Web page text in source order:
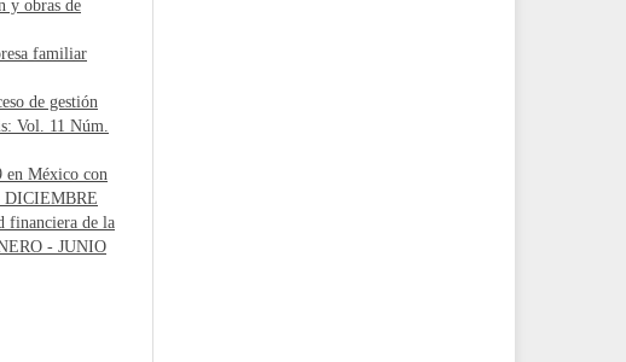
y obras de
familiar
de gestión
Vol. 11 Núm.
en México con
DICIEMBRE
financiera de la
- JUNIO